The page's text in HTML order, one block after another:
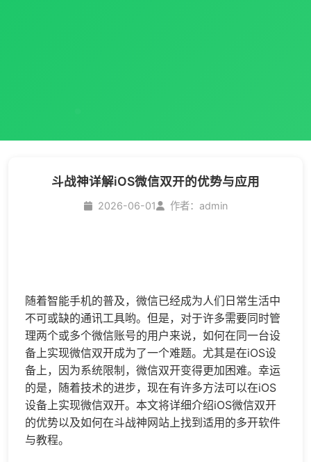
斗战神详解iOS微信双开的优势与应用
2026-06-01 作者：admin
随着智能手机的普及，微信已经成为人们日常生活中
不可或缺的通讯工具哟。但是，对于许多需要同时管
理两个或多个微信账号的用户来说，如何在同一台设
备上实现微信双开成为了一个难题。尤其是在iOS设
备上，因为系统限制，微信双开变得更加困难。幸运
的是，随着技术的进步，现在有许多方法可以在iOS
设备上实现微信双开。本文将详细介绍iOS微信双开
的优势以及如何在斗战神网站上找到适用的多开软件
与教程。